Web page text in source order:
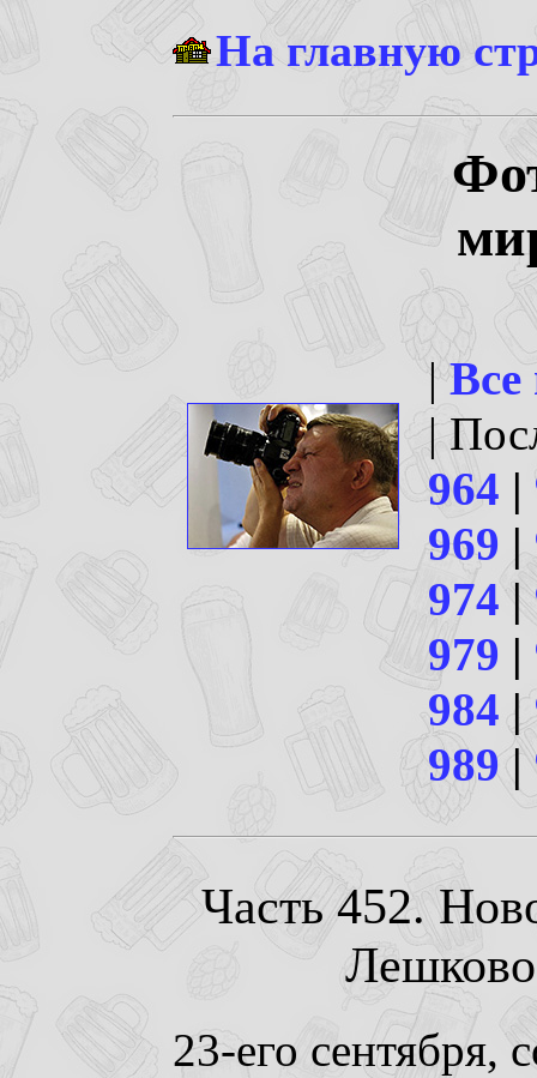
На главную
|
|
964 |
969 |
974|
979 |
984 |
989|
Часть 452.
23-его сентября,